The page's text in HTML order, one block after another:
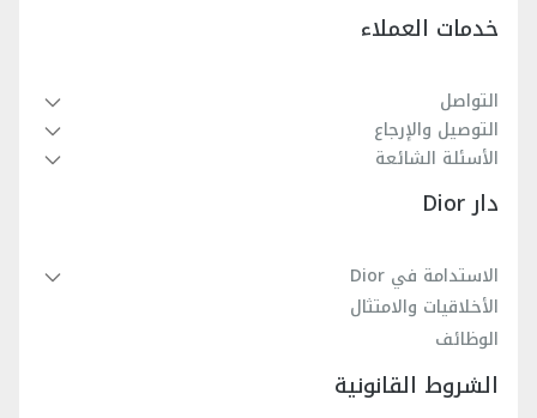
خدمات العملاء
التواصل
التوصيل والإرجاع
الأسئلة الشائعة
دار Dior
الاستدامة في Dior
الأخلاقيات والامتثال
الوظائف
الشروط القانونية